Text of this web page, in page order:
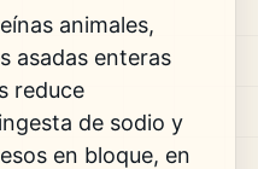
animales,
asadas enteras
reduce
de sodio y
en bloque, en